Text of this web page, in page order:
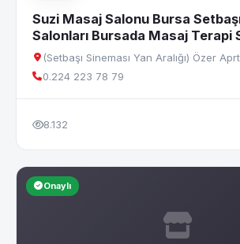
Suzi Masaj Salonu Bursa
Salonları Bursada Masaj Terapi
(Setbaşı Sineması Yan Aralığı) Özer
0.224 223 78 79
8.132
Onaylı